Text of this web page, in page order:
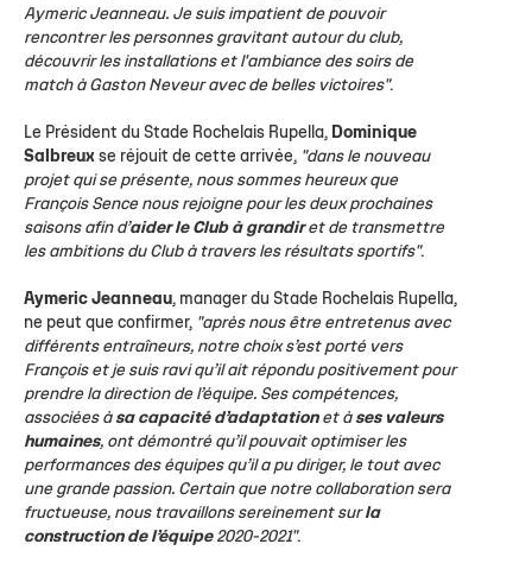
Aymeric Jeanneau. Je suis impatient de pouvoir
rencontrer les personnes gravitant autour du club,
découvrir les installations et l'ambiance des soirs de
match à Gaston Neveur avec de belles victoires".
Le Président du Stade Rochelais Rupella, Dominique
Salbreux se réjouit de cette arrivée, "dans le nouveau
projet qui se présente, nous sommes heureux que
François Sence nous rejoigne pour les deux prochaines
saisons afin d’aider le Club à grandiret de transmettre
les ambitions du Club à travers les résultats sportifs".
Aymeric Jeanneau, manager du Stade Rochelais Rupella,
ne peut que confirmer, "après nous être entretenus avec
différents entraîneurs, notre choix s’est porté vers
François et je suis ravi qu’il ait répondu positivement pour
prendre la direction de l’équipe. Ses compétences,
associées àsa capacité d’adaptationet àses valeurs
humaines, ont démontré qu’il pouvait optimiser les
performances des équipes qu’il a pu diriger, le tout avec
une grande passion. Certain que notre collaboration sera
fructueuse, nous travaillons sereinement surla
construction de l’équipe2020-2021".